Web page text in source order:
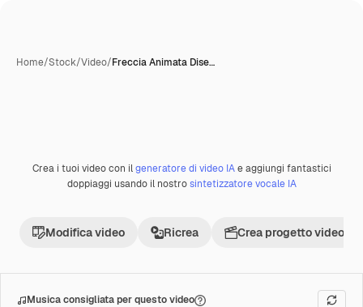
Home/Stock/Video/Freccia Animata Dise…
Crea i tuoi video con ilgeneratore di video IAe aggiungi fantastici
doppiaggi usando il nostrosintetizzatore vocale IA
Modifica video Ricrea Crea progetto video
Musica consigliata per questo video